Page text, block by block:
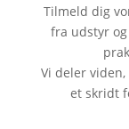
Tilmeld dig
fra udstyr
Vi deler
et skridt